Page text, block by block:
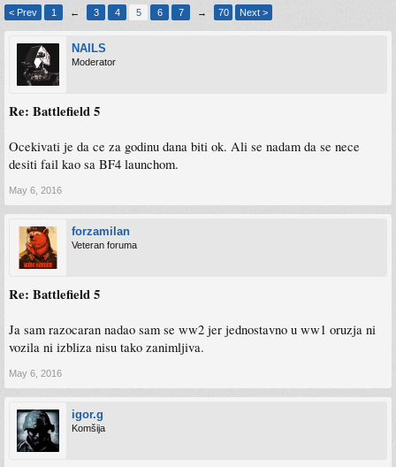
< Prev 1 ← 3 4 5 6 7 → 70 Next >
NAILS
Moderator
Re: Battlefield 5
Ocekivati je da ce za godinu dana biti ok. Ali se nadam da se nece
desiti fail kao sa BF4 launchom.
May 6, 2016
forzamilan
Veteran foruma
Re: Battlefield 5
Ja sam razocaran nadao sam se ww2 jer jednostavno u ww1 oruzja ni
vozila ni izbliza nisu tako zanimljiva.
May 6, 2016
igor.g
Komšija